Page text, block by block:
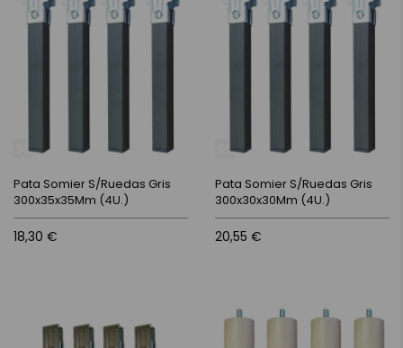
Pata Somier S/Ruedas Gris
300x35x35Mm (4U.)
18,30 €
Pata Somier S/Ruedas Gris
300x30x30Mm (4U.)
20,55 €